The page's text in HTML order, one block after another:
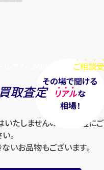
ご相談
その場で聞ける
リアルな
相場！
取査定
たしませんのでお気軽にご
。
いお品物もございます。